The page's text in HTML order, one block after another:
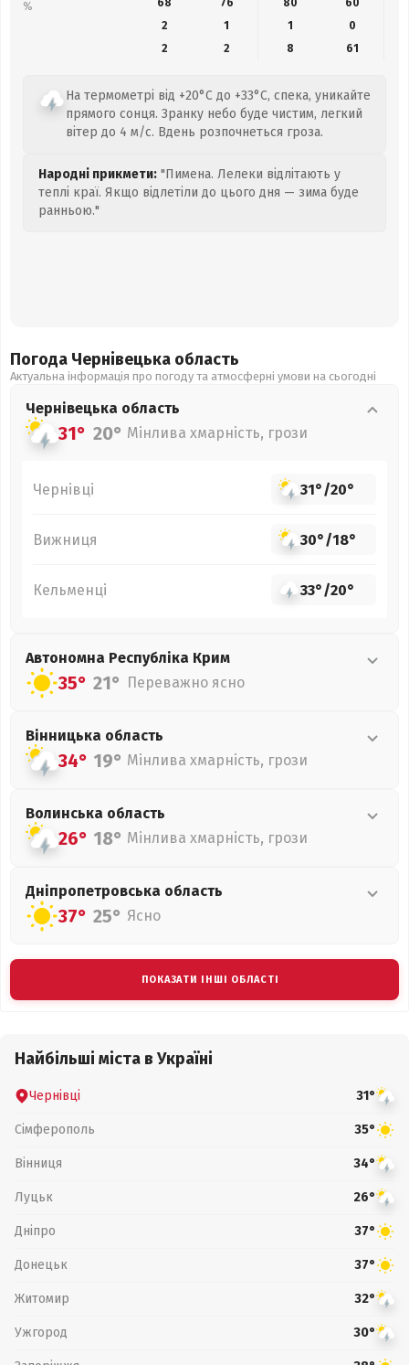
%
68
76 80 60
2
1 1
0
2
2 8 61
На термометрі від +20°C до +33°C, спека, уникайте
прямого сонця. Зранку небо буде чистим, легкий
вітер до 4 м/с. Вдень розпочнеться гроза.
Народні прикмети: "Пимена. Лелеки відлітають у
теплі краї. Якщо відлетіли до цього дня — зима буде
ранньою."
Погода Чернівецька область
Актуальна інформація про погоду та атмосферні умови на сьогодні
Чернівецька область
31° 20° Мінлива хмарність, грози
Чернівці 31°/20°
Вижниця 30°/18°
Кельменці 33°/20°
Автономна Республіка Крим
35° 21° Переважно ясно
Вінницька область
34° 19° Мінлива хмарність, грози
Волинська область
26° 18° Мінлива хмарність, грози
Дніпропетровська область
37° 25° Ясно
ПОКАЗАТИ ІНШІ ОБЛАСТІ
Найбільші міста в Україні
Чернівці 31°
Сімферополь 35°
Вінниця 34°
Луцьк 26°
Дніпро 37°
Донецьк 37°
Житомир 32°
Ужгород 30°